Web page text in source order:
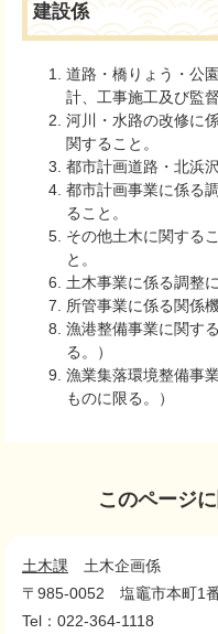
建設係
道路・橋りょう・公
計、工事施工及び監
河川・水路の改修に
関すること。
都市計画道路・北浜
都市計画事業に係る
ること。
その他土木に関する
と。
土木事業に係る調整
所管事業に係る関係
漁港整備事業に関す
る。）
漁業集落環境整備事
ものに限る。）
このページ
土木課
土木企画係
〒985-0052
塩竈市本町1
Tel：022-364-1118